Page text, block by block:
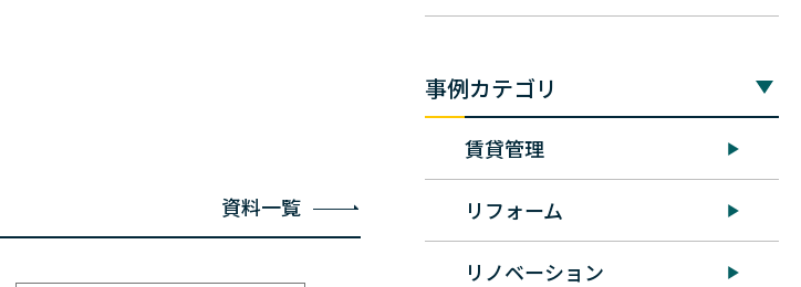
資料一覧
事例カテゴリ
賃貸管理
リフォーム
リノベーション